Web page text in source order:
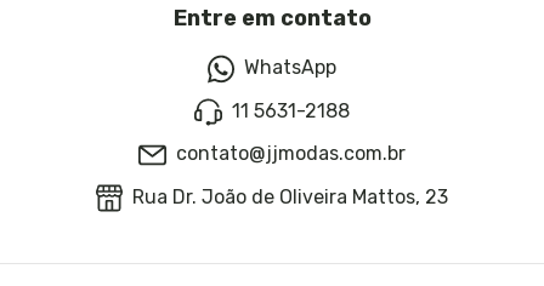
Entre em contato
WhatsApp
11 5631-2188
contato@jjmodas.com.br
Rua Dr. João de Oliveira Mattos, 23